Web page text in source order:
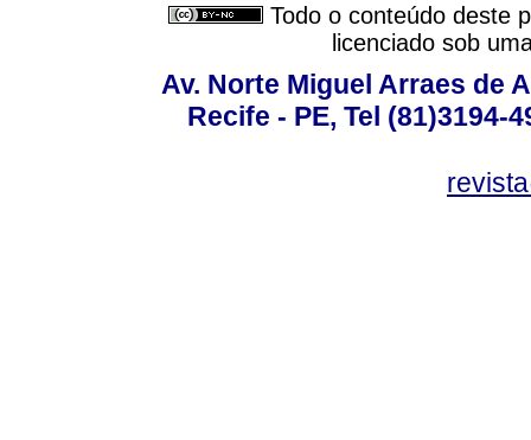
Todo o conteúdo deste
licenciado sob
Av. Norte Miguel Arraes de
Recife - PE, Tel (81)3194-